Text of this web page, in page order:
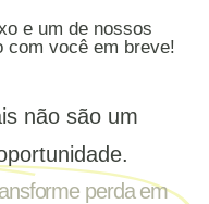
e um de nossos
com você em breve!
não são um
perda em